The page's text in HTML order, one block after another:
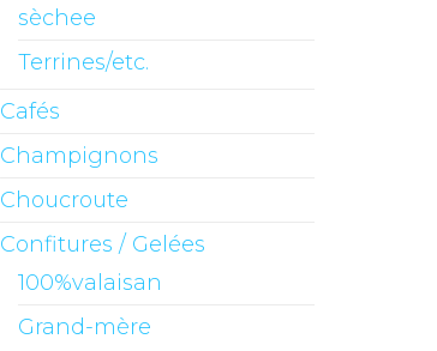
sèchee
Terrines/etc.
Cafés
Champignons
Choucroute
Confitures / Gelées
100%valaisan
Grand-mère